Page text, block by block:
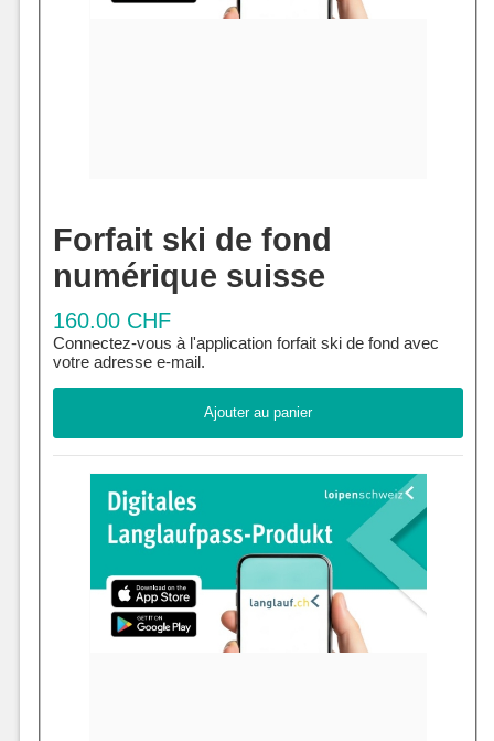
Forfait ski de fond
numérique suisse
160.00 CHF
Connectez-vous à l'application forfait ski de fond avec
votre adresse e-mail.